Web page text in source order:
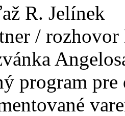
R. Jelínek
/
program